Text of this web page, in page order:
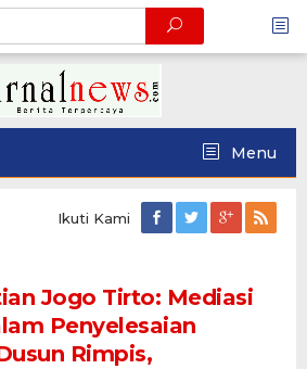
Menu
dan
dalam
Ikuti Kami
Jogo Tirto: Mediasi
Penyelesaian
Rimpis,